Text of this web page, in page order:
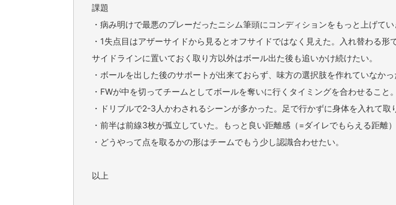
課題
・病み明けで最悪のプレーだったニシム筆頭にコンディションをもっと上げてい
・1失点目はアザーサイドから見るとオフサイドではなく見えた。入れ替わる
サイドラインに置いておく取り方以外はボール出た後も追いかけ続けたい。
・ボールを出した後のサポートが出来ておらず、味方の選択肢を作れていなか
・FWが中を切ってチームとしてボールを奪いに行くタイミングを合わせること。
・ドリブルで2-3人かわされるシーンが多かった。足で行かずに身体を入れて取
・前半は前線3枚が孤立していた。もっと良い距離感（=ダイレでもらえる距離）
・どうやって点を取るかの形はチームでもう少し認識合わせたい。
以上